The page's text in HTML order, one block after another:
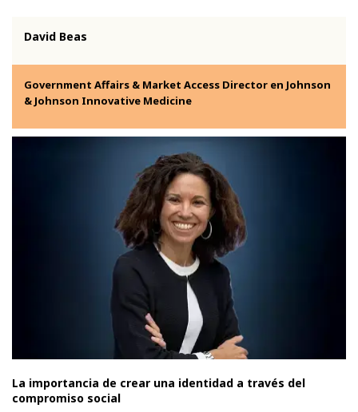
David Beas
Government Affairs & Market Access Director en Johnson
& Johnson Innovative Medicine
La importancia de crear una identidad a través del
compromiso social